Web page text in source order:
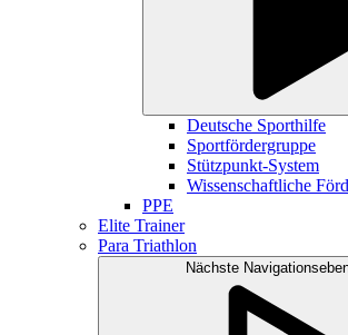
Deutsche Sporthilfe
Sportfördergruppe
Stützpunkt-System
Wissenschaftliche
PPE
Elite Trainer
Para Triathlon
Nächste